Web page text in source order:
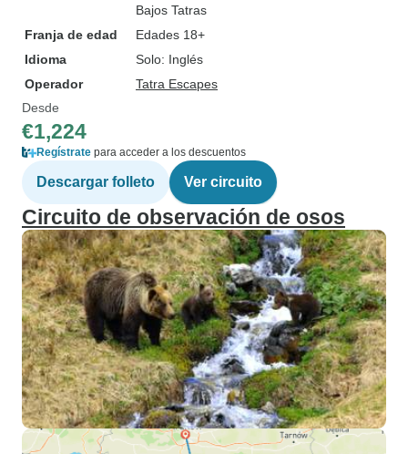
Bajos Tatras
Franja de edad
Edades 18+
Idioma
Solo: Inglés
Operador
Tatra Escapes
Desde
€1,224
Regístrate para acceder a los descuentos
Descargar folleto Ver circuito
Circuito de observación de osos